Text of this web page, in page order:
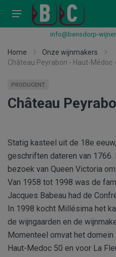
info@bensdorp-
Home
Onze wijnmakers
Château Peyrabon - Haut-Médoc
PRODUCENT
Château
Statig kasteel uit de 18e
geschriften dateren van
bezoek van Queen Victoria
Van 1958 tot 1998 was de
Jacques Babeau had de
In 1998 kocht Millésima het
de wijngaarden en de
Momenteel omvat het domein
Haut-Medoc 50 en voor La